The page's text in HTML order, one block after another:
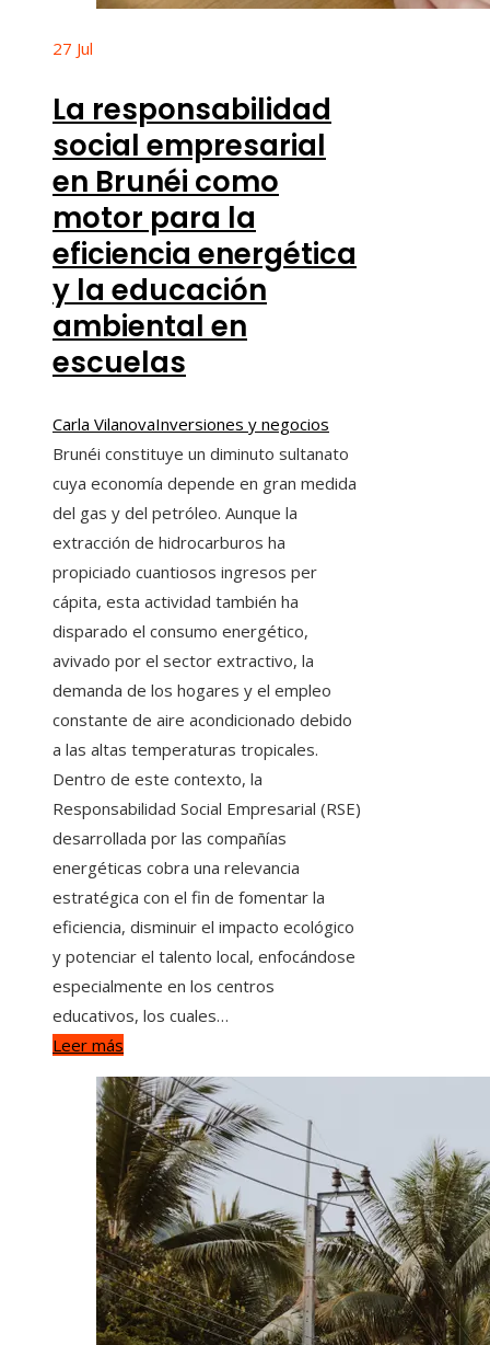
27 Jul
La responsabilidad
social empresarial
en Brunéi como
motor para la
eficiencia energética
y la educación
ambiental en
escuelas
Carla VilanovaInversiones y negocios
Brunéi constituye un diminuto sultanato
cuya economía depende en gran medida
del gas y del petróleo. Aunque la
extracción de hidrocarburos ha
propiciado cuantiosos ingresos per
cápita, esta actividad también ha
disparado el consumo energético,
avivado por el sector extractivo, la
demanda de los hogares y el empleo
constante de aire acondicionado debido
a las altas temperaturas tropicales.
Dentro de este contexto, la
Responsabilidad Social Empresarial (RSE)
desarrollada por las compañías
energéticas cobra una relevancia
estratégica con el fin de fomentar la
eficiencia, disminuir el impacto ecológico
y potenciar el talento local, enfocándose
especialmente en los centros
educativos, los cuales…
Leer más